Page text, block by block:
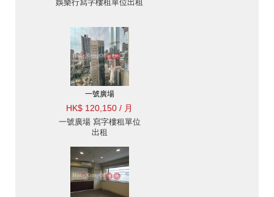
娛樂行寫字樓租單位出租
一號廣場
HK$ 120,150 / 月
一號廣場 寫字樓租單位
出租